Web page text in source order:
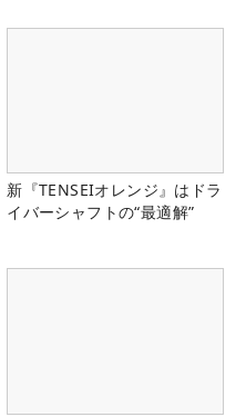
新『TENSEIオレンジ』はドラ
イバーシャフトの“最適解”